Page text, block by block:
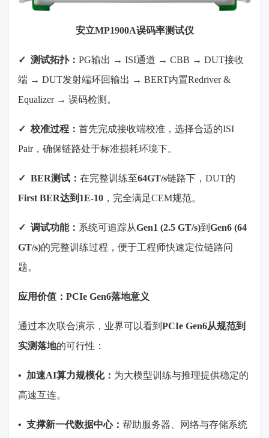
安立MP1900A误码率测试仪
✓ 测试拓扑： PG输出 → ISI通道 → CBB → DUT接收
端 → DUT发射端环回输出 → BERT内置Redriver &
Equalizer → 误码检测。
✓ 校准过程： 首先完成接收端校准，选择合适的ISI
Pair，确保链路处于标准损耗环境下。
✓ BER测试： 在完整训练至64GT/s链路下， DUT的
First BER达到 1E-10 ，完全满足CEM规范。
✓ 调试功能： 系统可追踪从Gen1 (2.5 GT/s)到 Gen6 (64
GT/s)的完整训练过程，便于工程师快速定位链路问
题。
应用价值： PCIe Gen6落地意义
通过本次联合演示，业界可以看到 PCIe Gen6从规范到
实测落地的可行性：
• 加速AI算力规模化： 为大模型训练与推理提供稳定的
高速互连。
• 支撑新一代数据中心： 帮助服务器、网络与存储系统